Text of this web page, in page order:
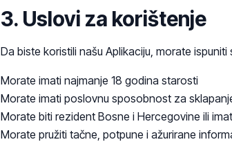
3. Uslovi za korištenje
Da biste koristili našu Aplikaciju, morate ispuniti
Morate imati najmanje 18 godina starosti
Morate imati poslovnu sposobnost za
Morate biti rezident Bosne i Hercegovine ili
Morate pružiti tačne, potpune i ažurirane